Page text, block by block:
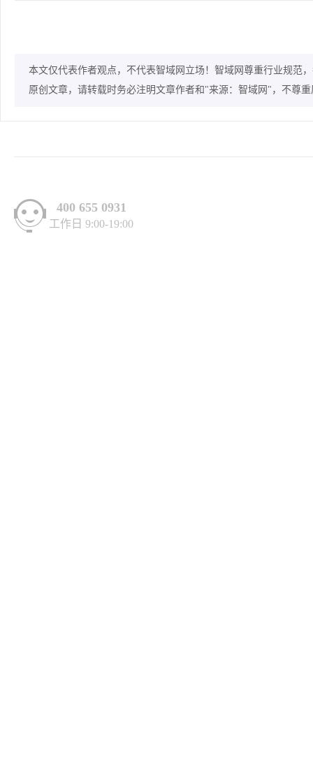
本文仅代表作者观点，不代表智域网立场！智域网尊重行业规范
原创文章，请转载时务必注明文章作者和"来源：智域网"，不尊
400 655 0931
工作日 9:00-19:00